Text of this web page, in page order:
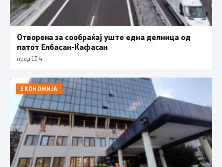
Отворена за сообраќај уште една делница од
патот Елбасан-Ќафасан
пред 13 ч.
ЕКОНОМИЈА